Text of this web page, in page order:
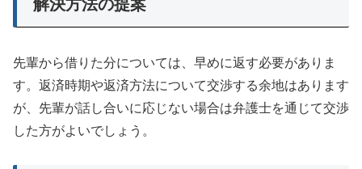
解決方法の提案
先輩から借りた分については、早めに返す必要がありま
す。返済時期や返済方法について交渉する余地はあります
が、先輩が話し合いに応じない場合は弁護士を通じて交渉
した方がよいでしょう。